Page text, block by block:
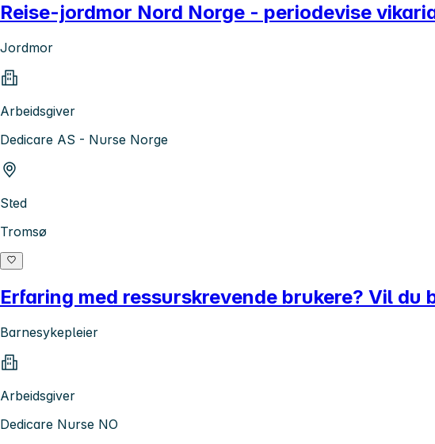
Reise-jordmor Nord Norge - periodevise
Jordmor
Arbeidsgiver
Dedicare AS - Nurse Norge
Sted
Tromsø
Erfaring med ressurskrevende brukere? Vil
Barnesykepleier
Arbeidsgiver
Dedicare Nurse NO